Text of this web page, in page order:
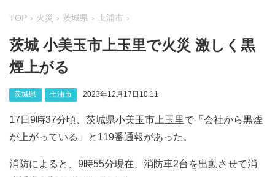
TOP 火災 茨城県 土浦市
茨城 小美玉市上玉里で火災 激しく黒
煙上がる
茨城県 土浦市 2023年12月17日10:11
17日9時37分頃、茨城県小美玉市上玉里で「会社から黒煙
が上がっている」と119番通報があった。
消防によると、9時55分現在、消防車2台を出動させて消